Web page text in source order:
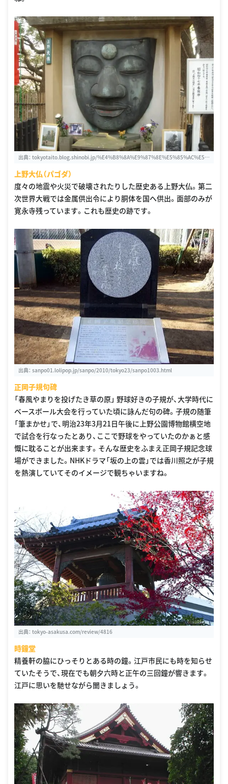
出典： tokyotaito.blog.shinobi.jp/%E4%B8%8A%E9%87%8E%E5%85%AC%E5%
F%BC%88%E4%B8%8A%E9%87%8E%E6%81%A9%E8%B3%9C%E5%85%AC%
E5%9C%92%20%E5%AF%9B%E6%B0%B8%E5%AF%BA%EF%BC%89
上野大仏（パゴダ）
度々の地震や火災で破壊されたりした歴史ある上野大仏。第二
次世界大戦では金属供出令により胴体を国へ供出。面部のみが
寛永寺残っています。これも歴史の跡です。
出典： sanpo01.lolipop.jp/sanpo/2010/tokyo23/sanpo1003.html
正岡子規句碑
「春風やまりを投げたき草の原」 野球好きの子規が、大学時代に
ベースボール大会を行っていた頃に詠んだ句の碑。子規の随筆
「筆まかせ」で、明治23年3月21日午後に上野公園博物館横空地
で試合を行なったとあり、ここで野球をやっていたのかぁと感
慨に耽ることが出来ます。そんな歴史をふまえ正岡子規記念球
場ができました。NHKドラマ「坂の上の雲」では香川照之が子規
を熱演していてそのイメージで観ちゃいますね。
出典： tokyo-asakusa.com/review/4816
時鐘堂
精養軒の脇にひっそりとある時の鐘。江戸市民にも時を知らせ
ていたそうで、現在でも朝夕六時と正午の三回鐘が響きます。
江戸に思いを馳せながら聞きましょう。